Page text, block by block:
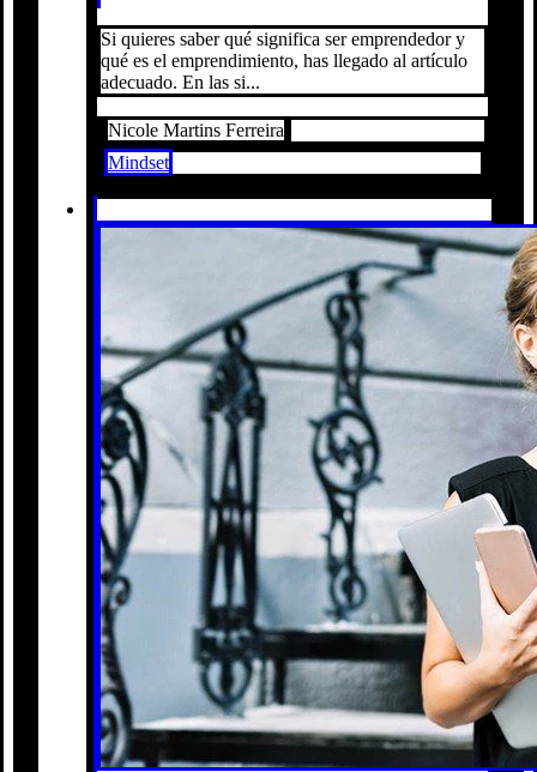
Si quieres saber qué significa ser emprendedor y
qué es el emprendimiento, has llegado al artículo
adecuado. En las si...
Nicole Martins Ferreira
Mindset